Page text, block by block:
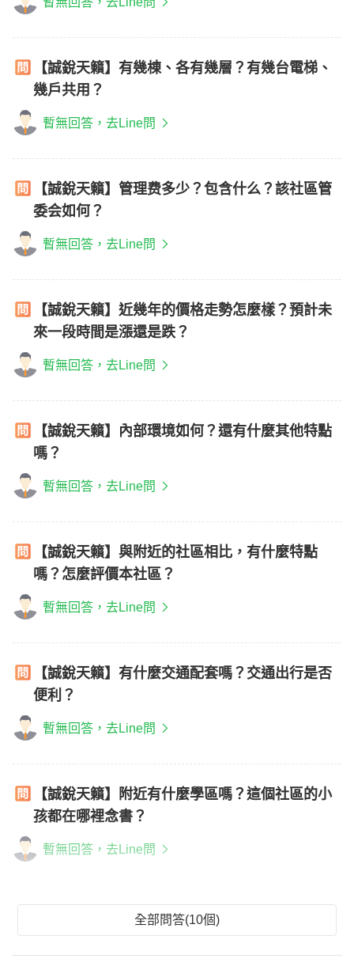
【誠銳天籟】有幾棟、各有幾層？有幾台電梯、
幾戶共用？
暫無回答，去Line問
【誠銳天籟】管理费多少？包含什么？該社區管
委会如何？
暫無回答，去Line問
【誠銳天籟】近幾年的價格走勢怎麼樣？預計未
來一段時間是漲還是跌？
暫無回答，去Line問
【誠銳天籟】內部環境如何？還有什麼其他特點
嗎？
暫無回答，去Line問
【誠銳天籟】與附近的社區相比，有什麼特點
嗎？怎麼評價本社區？
暫無回答，去Line問
【誠銳天籟】有什麼交通配套嗎？交通出行是否
便利？
暫無回答，去Line問
【誠銳天籟】附近有什麼學區嗎？這個社區的小
孩都在哪裡念書？
暫無回答，去Line問
全部問答(10個)